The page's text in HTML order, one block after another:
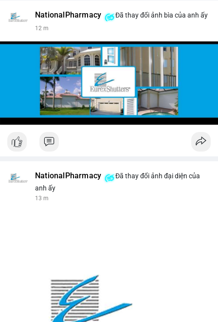
NationalPharmacy Đã thay đổi ảnh bìa của anh ấy
12 m
NationalPharmacy
Đã thay đổi ảnh đại diện của
anh ấy
13 m